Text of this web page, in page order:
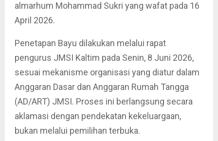
almarhum Mohammad Sukri yang wafat pada 16
April 2026.
Penetapan Bayu dilakukan melalui rapat
pengurus JMSI Kaltim pada Senin, 8 Juni 2026,
sesuai mekanisme organisasi yang diatur dalam
Anggaran Dasar dan Anggaran Rumah Tangga
(AD/ART) JMSI. Proses ini berlangsung secara
aklamasi dengan pendekatan kekeluargaan,
bukan melalui pemilihan terbuka.